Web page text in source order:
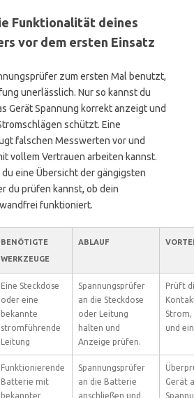
Funktionalität deines
vor dem ersten Einsatz
zum ersten Mal benutzt,
unerlässlich. Nur so kannst du
Gerät Spannung korrekt anzeigt und
schützt. Eine
falschen Messwerten vor und
vollem Vertrauen arbeiten kannst.
eine Übersicht der gängigsten
du prüfen kannst, ob dein
funktioniert.
BENÖTIGTE
WERKZEUGE
ABLAUF
Eine Steckdose
oder eine
bekannte
stromführende
Leitung
Spannungsprüfer
an die Steckdose
oder Leitung
halten und
Anzeige prüfen.
Prüft
Strom,
und
Funktionierende
Batterie mit
bekannter
Spannungsprüfer
an die Batterie
anschließen und
Gerät